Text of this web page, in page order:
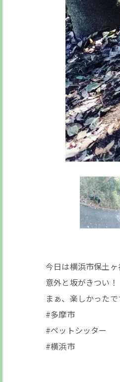
今日は横浜市保土
意外と坂がきつい！
まぁ、楽しかったで
#多摩市
#ペットシッター
#横浜市